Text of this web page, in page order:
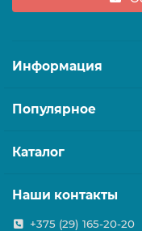
Информация
Популярное
Каталог
Наши контакты
+375 (29) 165-20-20